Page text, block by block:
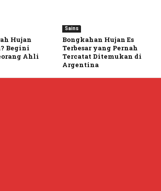
Hujan
Begini
Ahli
Sains
Bongkahan Hujan Es
Terbesar yang Pernah
Tercatat Ditemukan di
Argentina